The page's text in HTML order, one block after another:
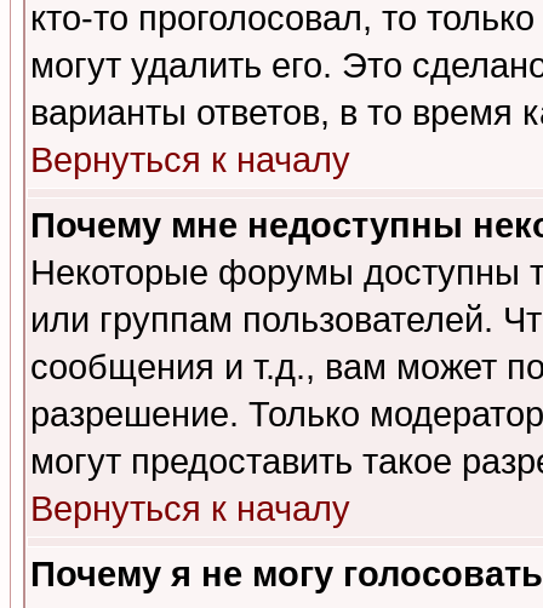
кто-то проголосовал, то
могут удалить его. Это
варианты ответов, в то время
Вернуться к началу
Почему мне недоступны
Некоторые форумы доступны
или группам пользователей.
сообщения и т.д., вам может
разрешение. Только
могут предоставить такое
Вернуться к началу
Почему я не могу